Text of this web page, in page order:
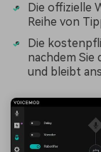
Die offizielle
Reihe von
Die
nachdem Sie
und bleibt